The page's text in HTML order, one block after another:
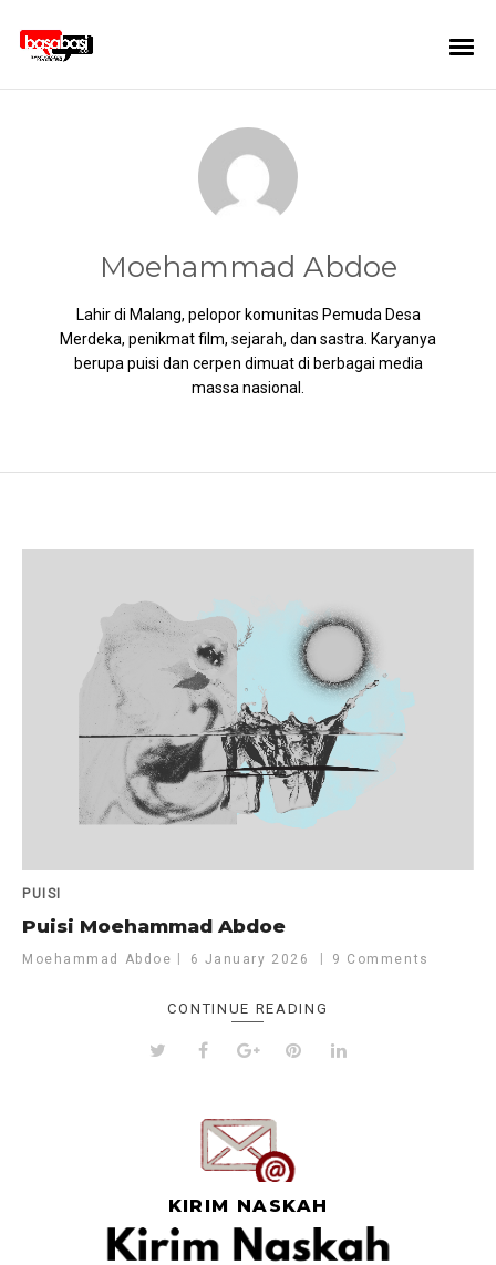
Moehammad Abdoe
Lahir di Malang, pelopor komunitas Pemuda Desa
Merdeka, penikmat film, sejarah, dan sastra. Karyanya
berupa puisi dan cerpen dimuat di berbagai media
massa nasional.
PUISI
Puisi Moehammad Abdoe
Moehammad Abdoe 6 January 2026 9 Comments
CONTINUE READING
KIRIM NASKAH